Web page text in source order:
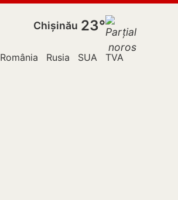
Chișinău 23°
România Rusia SUA TVA